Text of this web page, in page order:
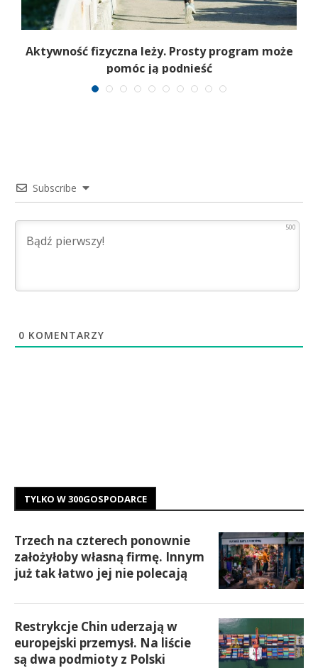
Aktywność fizyczna leży. Prosty program może
pomóc ją podnieść
Subscribe
500
0 KOMENTARZY
TYLKO W 300GOSPODARCE
Trzech na czterech ponownie
założyłoby własną firmę. Innym
już tak łatwo jej nie polecają
Restrykcje Chin uderzają w
europejski przemysł. Na liście
są dwa podmioty z Polski